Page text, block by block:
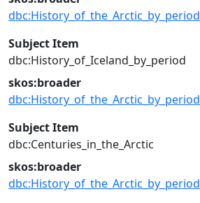
dbc:History_of_the_Arctic_by_period
Subject Item
dbc:History_of_Iceland_by_period
skos:broader
dbc:History_of_the_Arctic_by_period
Subject Item
dbc:Centuries_in_the_Arctic
skos:broader
dbc:History_of_the_Arctic_by_period